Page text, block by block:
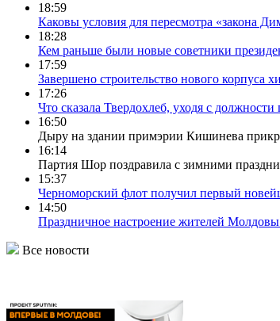
18:59
Каковы условия для пересмотра «закона
18:28
Кем раньше были новые советники
17:59
Завершено строительство нового корпуса
17:26
Что сказала Твердохлеб, уходя с
16:50
Дыру на здании примэрии Кишинева
16:14
Партия Шор поздравила с зимними
15:37
Черноморский флот получил первый
14:50
Праздничное настроение жителей
Все новости